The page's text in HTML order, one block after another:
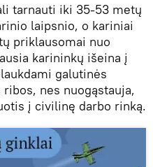
tarnauti iki 35-53 metų
laipsnio, o kariniai
priklausomai nuo
karininkų išeina į
galutinės
nes nuogąstauja,
į civilinę darbo rinką.